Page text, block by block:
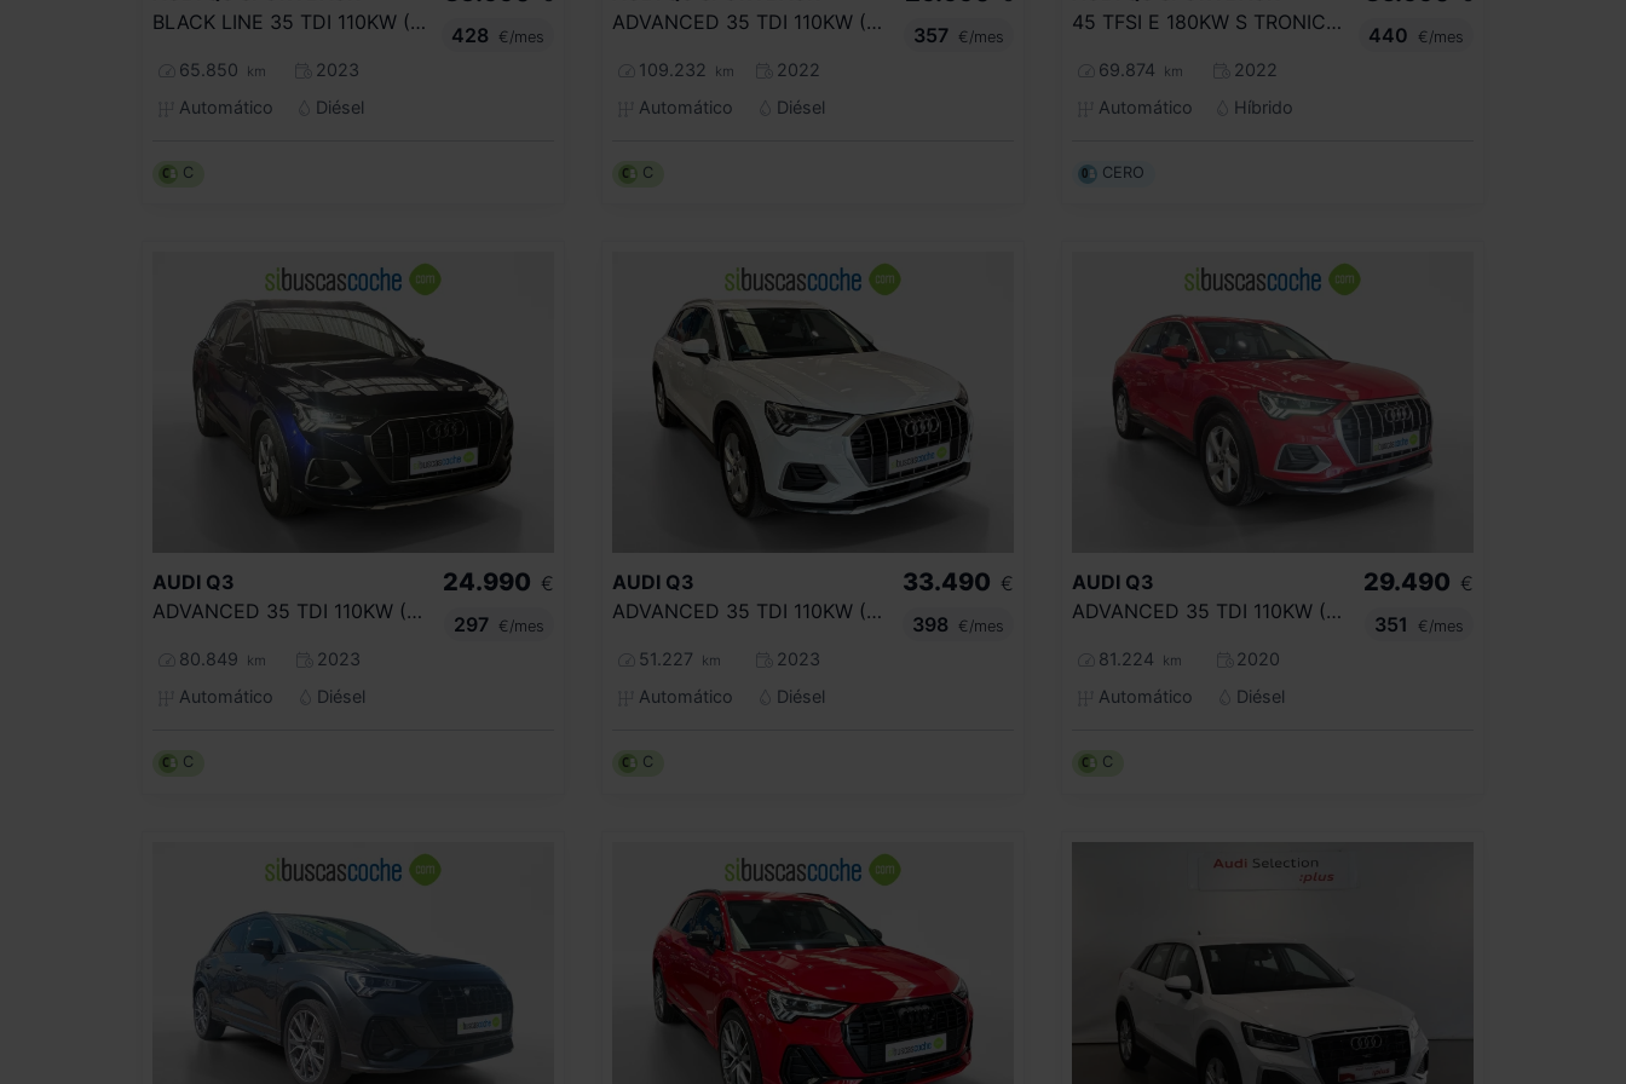
BLACK LINE 35 TDI 110KW (150CV) S TRONIC
65.850 km
2023
Automático
Diésel
428
€/mes
C
ADVANCED 35 TDI 110KW (150CV) S TRONIC
109.232 km
2022
Automático
Diésel
357
€/mes
C
45 TFSI E 180KW S TRONIC S LINE
69.874 km
2022
Automático
Híbrido
440
€/mes
CERO
AUDI Q3
ADVANCED 35 TDI 110KW (150CV) S TRONIC
80.849 km
2023
Automático
Diésel
24.990 €
297
€/mes
C
AUDI Q3
ADVANCED 35 TDI 110KW (150CV) S TRONIC
51.227 km
2023
Automático
Diésel
33.490 €
398
€/mes
C
AUDI Q3
ADVANCED 35 TDI 110KW (150CV) S TRONIC
81.224 km
2020
Automático
Diésel
29.490 €
351
€/mes
C